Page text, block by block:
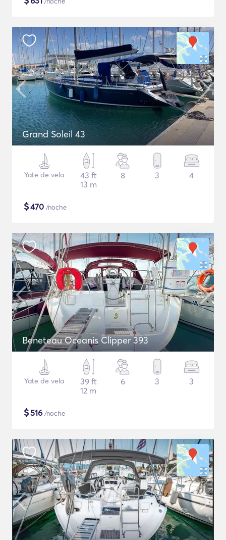
Grand Soleil 43
Yate de vela
43 ft
13 m
8 3 4
$470 /noche
Beneteau Oceanis Clipper 393
Yate de vela
39 ft
12 m
6 3 3
$516 /noche